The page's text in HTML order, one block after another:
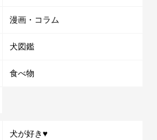
漫画・コラム
犬図鑑
食べ物
犬が好き♥